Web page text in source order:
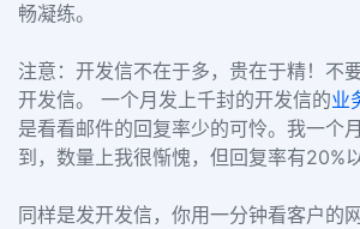
畅凝练。
注意：开发信不在于多，贵在于精！不
开发信。 一个月发上千封的开发信的业
是看看邮件的回复率少的可怜。我一个
到，数量上我很惭愧，但回复率有20%以
同样是发开发信，你用一分钟看客户的